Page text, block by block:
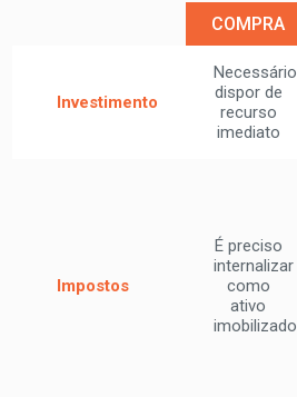
COMPRA
Investimento
Necessário
dispor de
recurso
imediato
Impostos
É preciso
internalizar
como
ativo
imobilizado